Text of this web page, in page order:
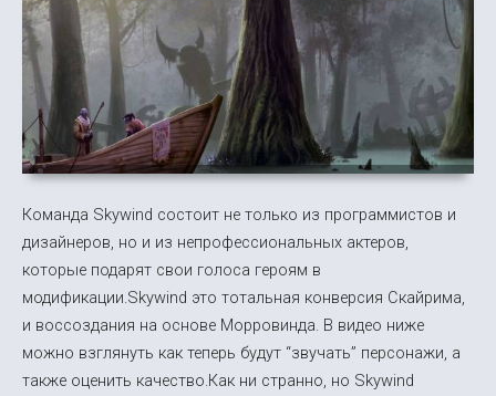
Команда Skywind состоит не только из программистов и
дизайнеров, но и из непрофессиональных актеров,
которые подарят свои голоса героям в
модификации.Skywind это тотальная конверсия Скайрима,
и воссоздания на основе Морровинда. В видео ниже
можно взглянуть как теперь будут “звучать” персонажи, а
также оценить качество.Как ни странно, но Skywind